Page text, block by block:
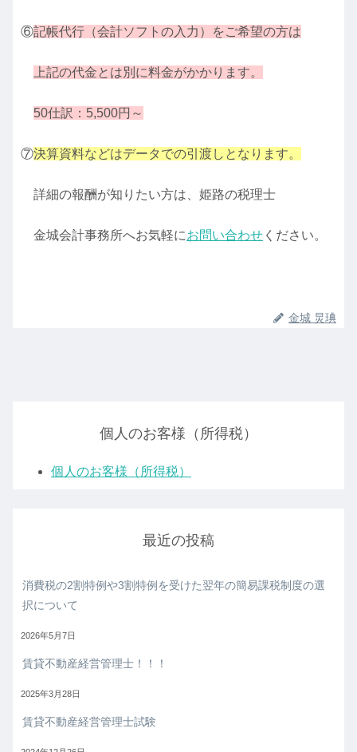
⑥記帳代行（会計ソフトの入力）をご希望の方は
上記の代金とは別に料金がかかります。
50仕訳：5,500円～
⑦決算資料などはデータでの引渡しとなります。
詳細の報酬が知りたい方は、姫路の税理士
金城会計事務所へお気軽にお問い合わせ ください。
金城 炅琠
個人のお客様（所得税）
個人のお客様（所得税）
最近の投稿
消費税の2割特例や3割特例を受けた翌年の簡易課税制度の選
択について
2026年5月7日
賃貸不動産経営管理士！！！
2025年3月28日
賃貸不動産経営管理士試験